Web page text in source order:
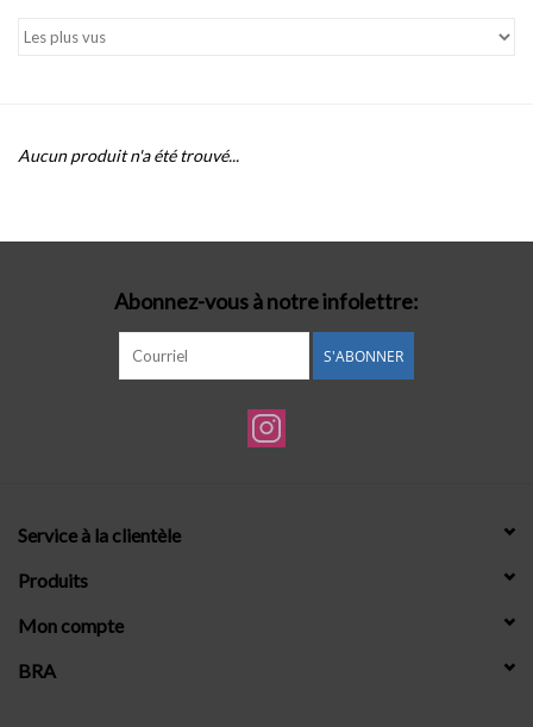
Réduction
Aucun produit n'a été trouvé...
Abonnez-vous à notre infolettre:
S'ABONNER
Service à la clientèle
Produits
Mon compte
BRA